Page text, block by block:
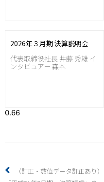
2026年３月期 決算説明会
代表取締役社長 井藤 秀雄 イ
ンタビュアー 森本
（訂正・数値データ訂正あり）